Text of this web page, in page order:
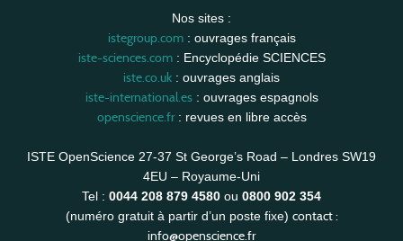
Nos sites :
istegroup.com: ouvrages français
iste-sciences.com: Encyclopédie SCIENCES
iste.co.uk : ouvrages anglais
iste-international.es: ouvrages espagnols
openscience.fr: revues en libre accès
ISTE OpenScience 27-37 St George’s Road – Londres SW19
4EU – Royaume-Uni
Tel : 0044 208 879 4580 ou 0800 902 354
(numéro gratuit à partir d’un poste fixe) contact :
info@openscience.fr